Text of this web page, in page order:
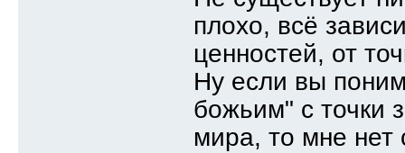
плохо, всё
ценностей, от
Ну если вы
божьим" с точки
мира, то мне нет